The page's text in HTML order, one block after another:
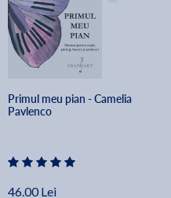
Primul meu pian - Camelia
Pavlenco
46.00 Lei